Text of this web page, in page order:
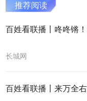
推荐阅读
百姓看联播丨咚咚锵
长城网
百姓看联播丨来万全